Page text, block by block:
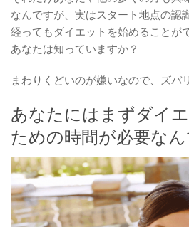
なんですが、実はスタート地点の認
経ってもダイエットを始めることが
あなたは知っていますか？
まわりくどいのが嫌いなので、ズバ
あなたにはまずダイ
ための時間が必要なん